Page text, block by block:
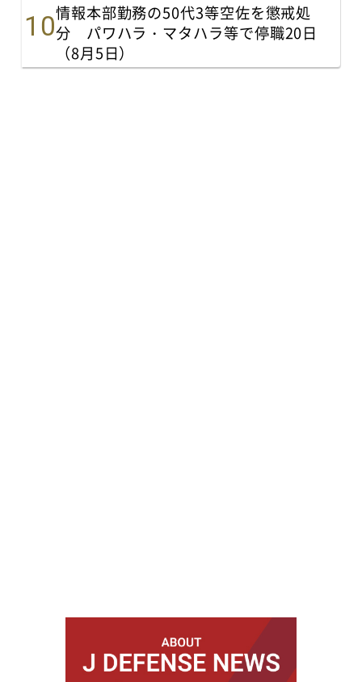
情報本部勤務の50代3等空佐を懲戒処
分 パワハラ・マタハラ等で停職20日
（8月5日）